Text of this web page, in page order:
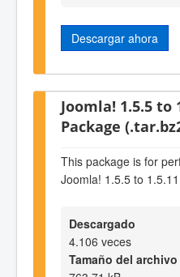
Descargar ahora
Joomla! 1.5.5 to
Package
This package is for
Joomla! 1.5.5 to 1.5.11
Descargado
4.106 veces
Tamaño del archivo